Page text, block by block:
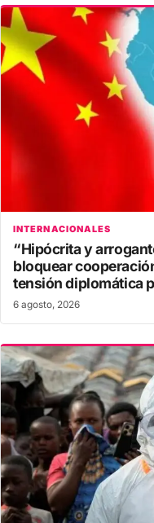
INTERNACIONALES
“Hipócrita y
bloquear
tensión diplomática
6 agosto, 2026